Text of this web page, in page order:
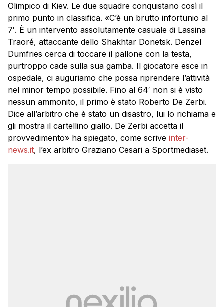
Olimpico di Kiev. Le due squadre conquistano così il
primo punto in classifica. «C’è un brutto infortunio al
7′. È un intervento assolutamente casuale di Lassina
Traoré, attaccante dello Shakhtar Donetsk. Denzel
Dumfries cerca di toccare il pallone con la testa,
purtroppo cade sulla sua gamba. Il giocatore esce in
ospedale, ci auguriamo che possa riprendere l’attività
nel minor tempo possibile. Fino al 64′ non si è visto
nessun ammonito, il primo è stato Roberto De Zerbi.
Dice all’arbitro che è stato un disastro, lui lo richiama e
gli mostra il cartellino giallo. De Zerbi accetta il
provvedimento» ha spiegato, come scrive inter-
news.it, l’ex arbitro Graziano Cesari a Sportmediaset.